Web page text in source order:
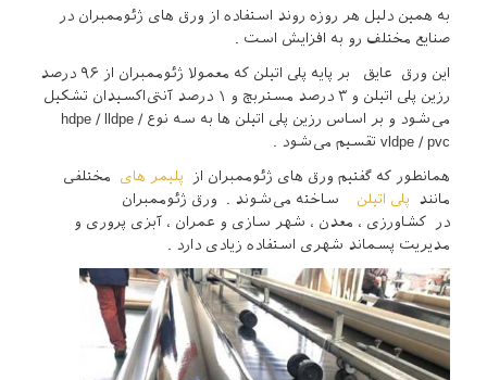
به همین دلیل هر روزه روند استفاده از ورق‌ های ژئوممبران در
صنایع مختلف رو به افزایش است .
این ورق عایق بر پایه پلی ‌اتیلن که معمولا ژئوممبران از ۹۶ درصد
رزین پلی اتیلن و ۳ درصد مستربچ و ۱ درصد آنتی‌اکسیدان تشکیل
می‌شود و بر اساس رزین پلی اتیلن ها به سه نوع hdpe / lldpe /
vldpe / pvc تقسیم می‌شود .
همانطور که گفتیم ورق های ژئوممبران از پلیمر ‌های مختلفی
مانند پلی اتیلن ساخته می‌شوند . ورق ژئوممبران
در کشاورزی ، معدن ، شهر سازی و عمران ، آبزی پروری و
مدیریت پسماند شهری استفاده زیادی دارد .